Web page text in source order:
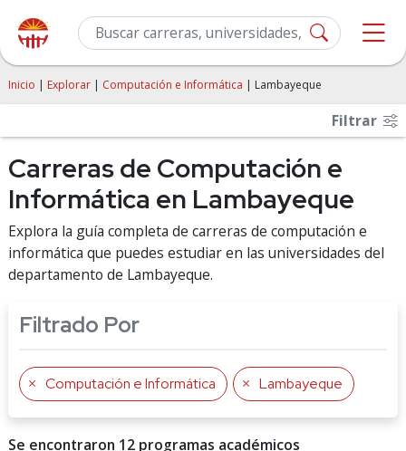
Inicio | Explorar | Computación e Informática | Lambayeque
Filtrar
Carreras de Computación e
Informática en Lambayeque
Explora la guía completa de carreras de computación e
informática que puedes estudiar en las universidades del
departamento de Lambayeque.
Filtrado Por
Computación e Informática Lambayeque
Se encontraron 12 programas académicos